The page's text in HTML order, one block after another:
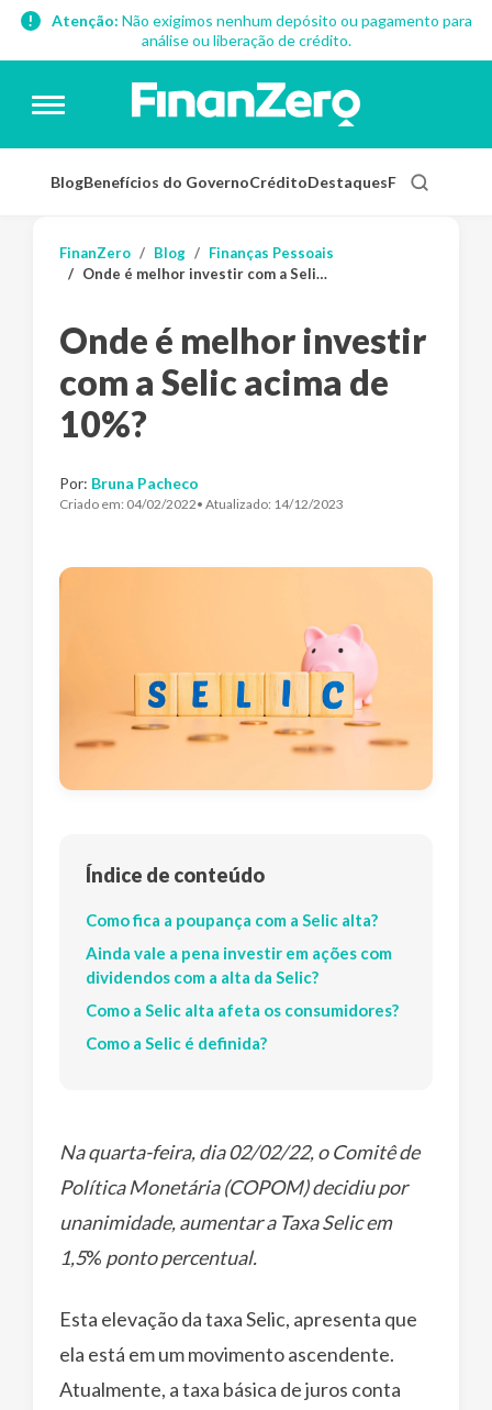
Atenção: Não exigimos nenhum depósito ou pagamento para
análise ou liberação de crédito.
BlogBenefícios do GovernoCréditoDestaquesFinanças
FinanZero Blog
Finanças Pessoais
Onde é melhor investir com a Selic acima de 10%?
Onde é melhor investir
com a Selic acima de
10%?
Por: Bruna Pacheco
Criado em: 04/02/2022• Atualizado: 14/12/2023
Índice de conteúdo
Como fica a poupança com a Selic alta?
Ainda vale a pena investir em ações com
dividendos com a alta da Selic?
Como a Selic alta afeta os consumidores?
Como a Selic é definida?
Na quarta-feira, dia 02/02/22, o Comitê de
Política Monetária (COPOM) decidiu por
unanimidade, aumentar a Taxa Selic em
1,5% ponto percentual.
Esta elevação da taxa Selic, apresenta que
ela está em um movimento ascendente.
Atualmente, a taxa básica de juros conta